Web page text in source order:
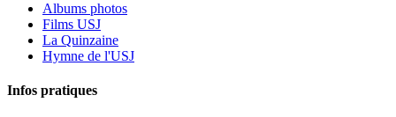
Albums photos
Films USJ
La Quinzaine
Hymne de l'USJ
Infos pratiques